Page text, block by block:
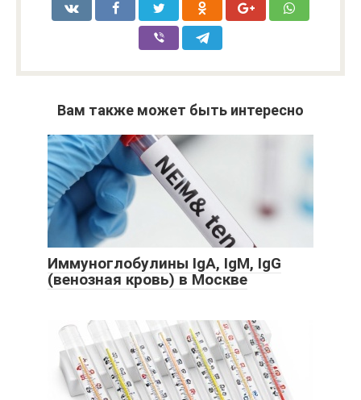
Вам также может быть интересно
Иммуноглобулины IgA, IgM, IgG
(венозная кровь) в Москве